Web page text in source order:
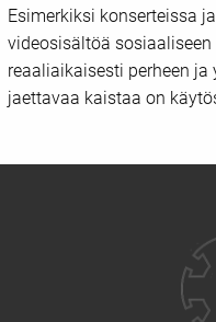
Esimerkiksi konserteissa
videosisältöä
reaaliaikaisesti perheen
jaettavaa kaistaa on